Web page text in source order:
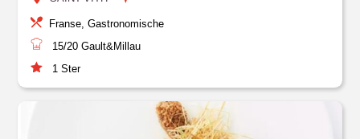
Franse, Gastronomische
15/20 Gault&Millau
1 Ster